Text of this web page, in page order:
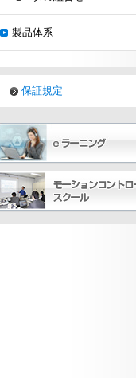
製品体系
保証規定